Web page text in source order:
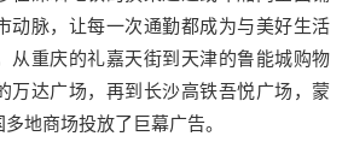
动脉，让每一次通勤都成为与美好生活
从重庆的礼嘉天街到天津的鲁能城购物
万达广场，再到长沙高铁吾悦广场，蒙
地商场投放了巨幕广告。